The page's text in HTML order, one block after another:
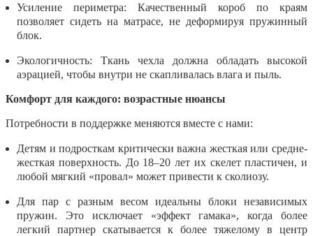
Усиление периметра: Качественный короб по краям
позволяет сидеть на матрасе, не деформируя пружинный
блок.
Экологичность: Ткань чехла должна обладать высокой
аэрацией, чтобы внутри не скапливалась влага и пыль.
Комфорт для каждого: возрастные нюансы
Потребности в поддержке меняются вместе с нами:
Детям и подросткам критически важна жесткая или средне-
жесткая поверхность. До 18–20 лет их скелет пластичен, и
любой мягкий «провал» может привести к сколиозу.
Для пар с разным весом идеальны блоки независимых
пружин. Это исключает «эффект гамака», когда более
легкий партнер скатывается к более тяжелому в центр